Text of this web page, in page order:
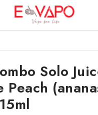
CENU
Solo
Peach